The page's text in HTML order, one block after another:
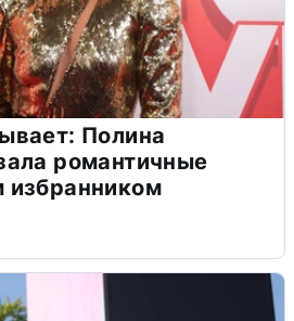
Полина
романтичные